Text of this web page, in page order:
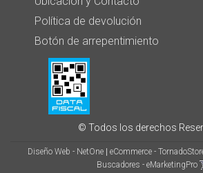
Política de devolución
Botón de arrepentimiento
© Todos los derechos
Diseño Web - NetOne eCommerce -
Buscadores - eMarketingPro